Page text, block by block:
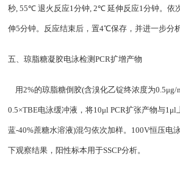
秒 , 55℃ 退火反应1分钟 , 2℃ 延伸反应1分钟。依
伸5分钟。反应结束后，置4℃保存，并进一步分析
五、琼脂糖凝胶电泳检测PCR扩增产物
用2%的琼脂糖倒胶(含溴化乙锭终浓度为0.5μg/
0.5×TBE电泳缓冲液，将10μl PCR扩张产物与1 μl
蓝-40%蔗糖水溶液)混匀依次加样。 100V恒压电泳
下观察结果，阳性标本用于SSCP分析。